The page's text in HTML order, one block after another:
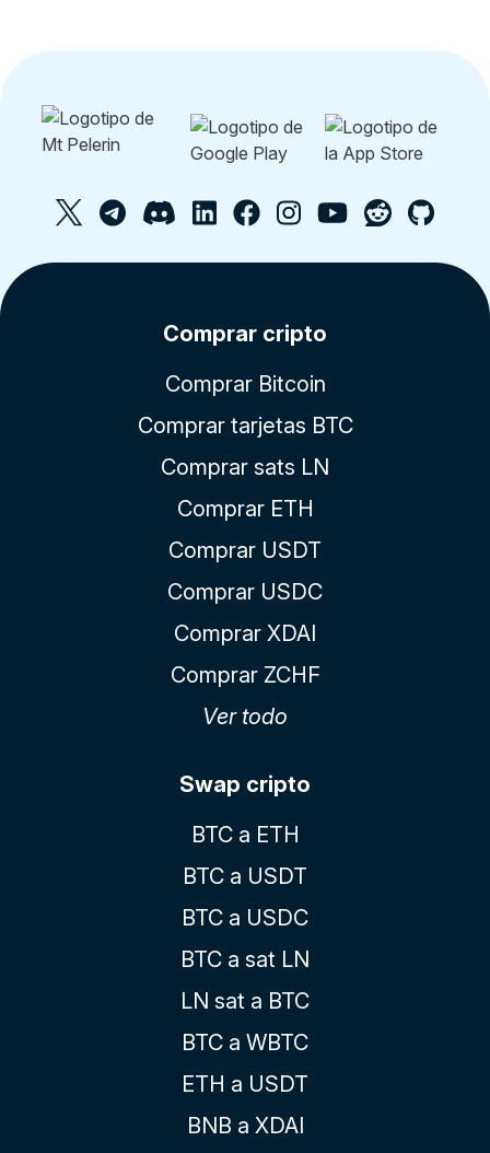
Comprar cripto
Comprar Bitcoin
Comprar tarjetas BTC
Comprar sats LN
Comprar ETH
Comprar USDT
Comprar USDC
Comprar XDAI
Comprar ZCHF
Ver todo
Swap cripto
BTC a ETH
BTC a USDT
BTC a USDC
BTC a sat LN
LN sat a BTC
BTC a WBTC
ETH a USDT
BNB a XDAI